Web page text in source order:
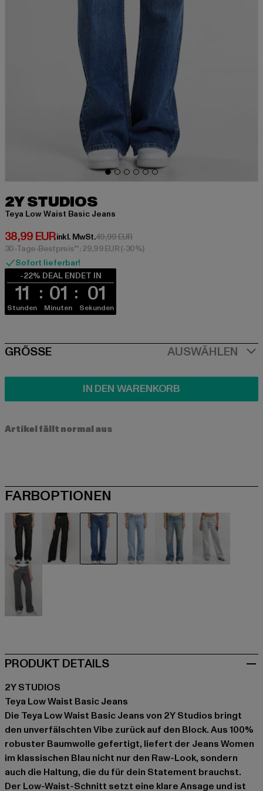
2Y STUDIOS
Teya Low Waist Basic Jeans
38,99 EUR
Derzeitiger Preis: 38,99 EUR
inkl. MwSt.49,99 EURAktionspreis: 49,99 EUR
30-Tage-Bestpreis**: 29,99 EUR(-30%)
Sofort lieferbar!
-22% DEAL ENDET IN
11
Stunden
01
Minuten
00
Sekunden
SIZE
GRÖSSE AUSWÄHLEN
IN DEN WARENKORB
Artikel fällt normal aus
FARBOPTIONEN
schwarz
PRODUKT DETAILS
2Y STUDIOS
Teya Low Waist Basic Jeans
Die Teya Low Waist Basic Jeans von 2Y Studios bringt
den unverfälschten Vibe zurück auf den Block. Aus 100%
robuster Baumwolle gefertigt, liefert der Jeans Women
im klassischen Blau nicht nur den Raw-Look, sondern
auch die Haltung, die du für dein Statement brauchst.
Der Low-Waist-Schnitt setzt eine klare Ansage und ist